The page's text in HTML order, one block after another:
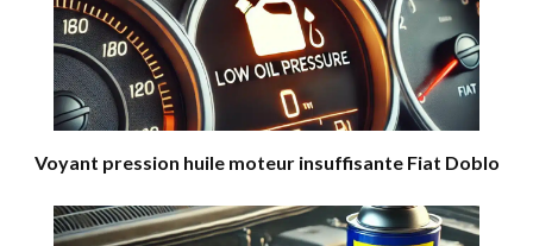
Voyant pression huile moteur insuffisante Fiat Doblo